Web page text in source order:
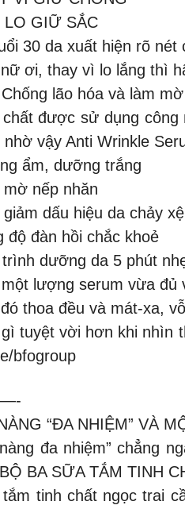
LO GIỮ SẮC
30 da xuất hiện rõ nét
ơi, thay vì lo lắng thì
lão hóa và làm
chất được sử dụng công
vậy Anti Wrinkle
ẩm, dưỡng trắng
mờ nếp nhăn
giảm dấu hiệu da chảy xệ
độ đàn hồi chắc khoẻ
dưỡng da 5 phút
lượng serum vừa đủ
thoa đều và mát-xa,
tuyệt vời hơn khi nhìn
bfogroup
“ĐA NHIỆM” VÀ
đa nhiệm” chẳng
BA SỮA TẮM TINH
tinh chất ngọc trai